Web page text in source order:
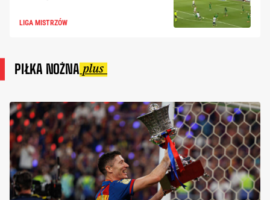
LIGA MISTRZÓW
PIŁKA NOŻNA